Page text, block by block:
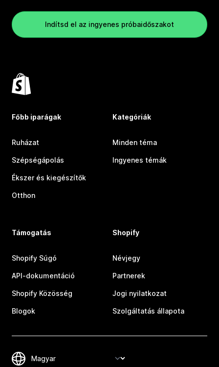
Indítsd el az ingyenes próbaidőszakot
Főbb iparágak
Ruházat
Szépségápolás
Ékszer és kiegészítők
Otthon
Kategóriák
Minden téma
Ingyenes témák
Támogatás
Shopify Súgó
API-dokumentáció
Shopify Közösség
Blogok
Shopify
Névjegy
Partnerek
Jogi nyilatkozat
Szolgáltatás állapota